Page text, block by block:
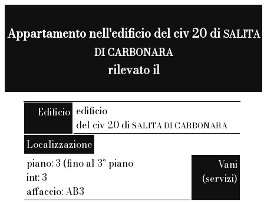
Appartamento nell'edificio del civ 20 diSALITA
DI CARBONARA
rilevato il
Edificio edificio
del civ 20 di SALITA DI CARBONARA
Localizzazione
piano: 3 (fino al 3° piano
int: 3
affaccio: AB3
Vani
(servizi)